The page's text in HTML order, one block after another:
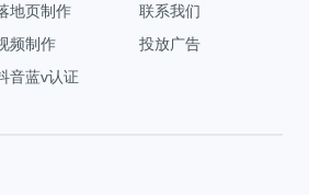
地页制作
频制作
音蓝v认证
联系我们
投放广告